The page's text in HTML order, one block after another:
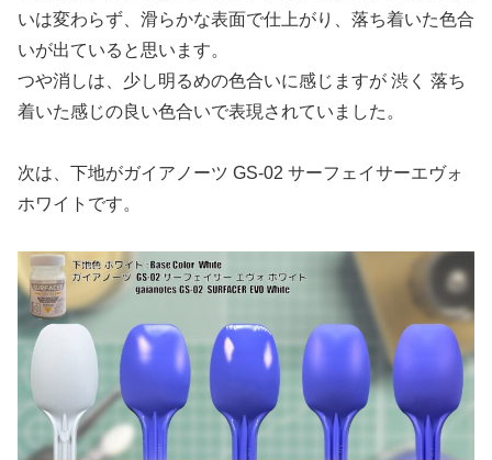
いは変わらず、滑らかな表面で仕上がり、落ち着いた色合
いが出ていると思います。
つや消しは、少し明るめの色合いに感じますが 渋く 落ち
着いた感じの良い色合いで表現されていました。
次は、下地がガイアノーツ GS-02 サーフェイサーエヴォ
ホワイトです。